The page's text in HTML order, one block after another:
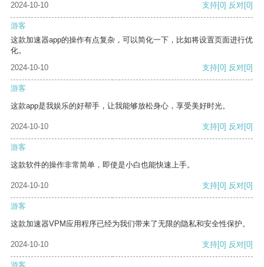
2024-10-10
支持[0] 反对[0]
游客
这款加速器app的操作有点复杂，可以简化一下，比如将设置页面进行优
化。
2024-10-10
支持[0] 反对[0]
游客
这款app是我娱乐的好帮手，让我能够放松身心，享受美好时光。
2024-10-10 支持[0] 反对[0]
游客
这款软件的操作非常简单，即使是小白也能快速上手。
2024-10-10 支持[0] 反对[0]
游客
这款加速器VPM应用程序已经为我们带来了无限的隐私和安全性保护。
2024-10-10 支持[0] 反对[0]
游客